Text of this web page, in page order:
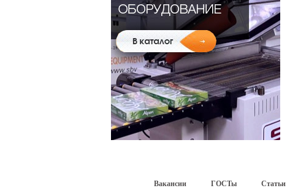
Вакансии ГОСТы Статьи